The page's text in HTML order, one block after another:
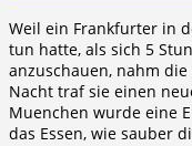
Weil ein Frankfurter in
tun hatte, als sich 5
anzuschauen, nahm
Nacht traf sie einen
Muenchen wurde eine
das Essen, wie sauber